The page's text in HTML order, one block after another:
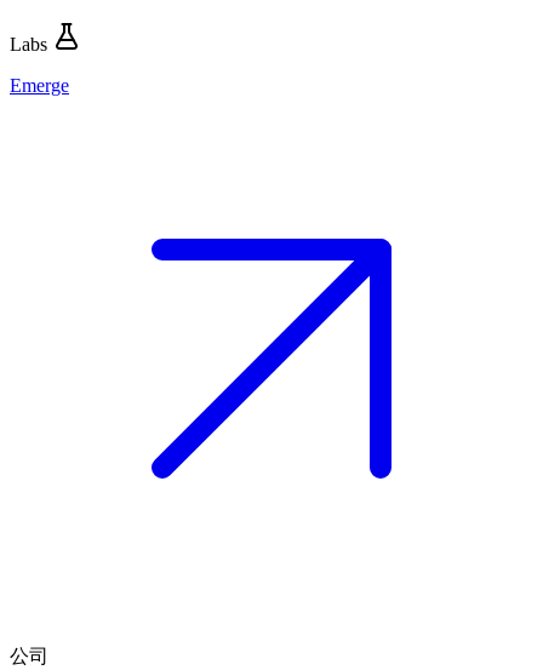
Labs
Emerge
公司